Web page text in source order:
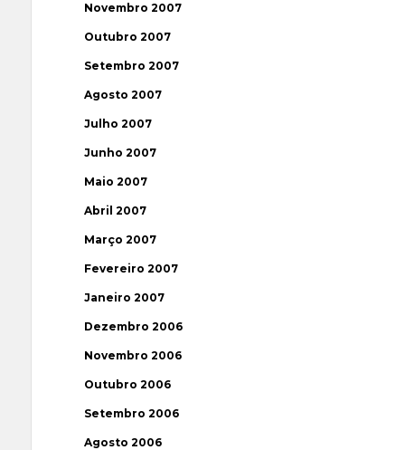
Novembro 2007
Outubro 2007
Setembro 2007
Agosto 2007
Julho 2007
Junho 2007
Maio 2007
Abril 2007
Março 2007
Fevereiro 2007
Janeiro 2007
Dezembro 2006
Novembro 2006
Outubro 2006
Setembro 2006
Agosto 2006